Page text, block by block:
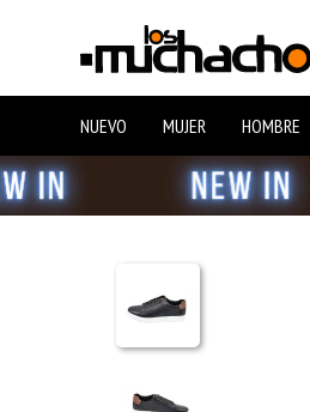
NUEVO MUJER HOMBRE